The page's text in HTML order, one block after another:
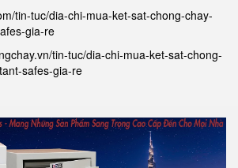
tin-tuc/dia-chi-mua-ket-sat-chong-chay-
gia-re
tin-tuc/dia-chi-mua-ket-sat-chong-
safes-gia-re